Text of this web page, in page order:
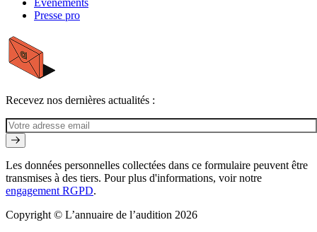
Évènements
Presse pro
Recevez nos dernières actualités :
Les données personnelles collectées dans ce formulaire peuvent être
transmises à des tiers. Pour plus d'informations, voir notre
engagement RGPD.
Copyright © L’annuaire de l’audition 2026